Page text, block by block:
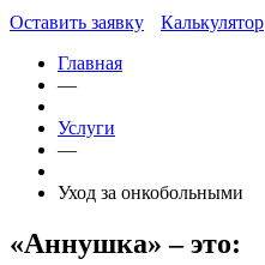
Оставить заявку
Калькулятор
Главная
—
Услуги
—
Уход за онкобольными
«Аннушка» – это: